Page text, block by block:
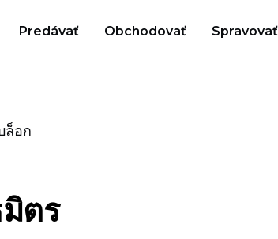
Predávať Obchodovať Spravovať
ล็อก
ตร